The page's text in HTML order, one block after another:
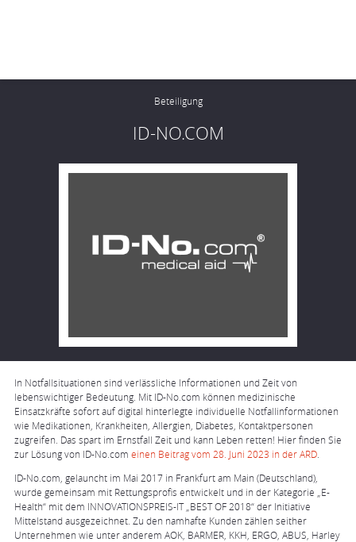
Beteiligung
ID-NO.COM
In Notfallsituationen sind verlässliche Informationen und Zeit von
lebenswichtiger Bedeutung. Mit ID-No.com können medizinische
Einsatzkräfte sofort auf digital hinterlegte individuelle Notfallinformationen
wie Medikationen, Krankheiten, Allergien, Diabetes, Kontaktpersonen
zugreifen. Das spart im Ernstfall Zeit und kann Leben retten! Hier finden Sie
zur Lösung von ID-No.com einen Beitrag vom 28. Juni 2023 in der ARD
ID-No.com, gelauncht im Mai 2017 in Frankfurt am Main (Deutschland),
wurde gemeinsam mit Rettungsprofis entwickelt und in der Kategorie „E-
Health“ mit dem INNOVATIONSPREIS-IT „BEST OF 2018“ der Initiative
Mittelstand ausgezeichnet. Zu den namhafte Kunden zählen seither
Unternehmen wie unter anderem AOK, BARMER, KKH, ERGO, ABUS, Harley